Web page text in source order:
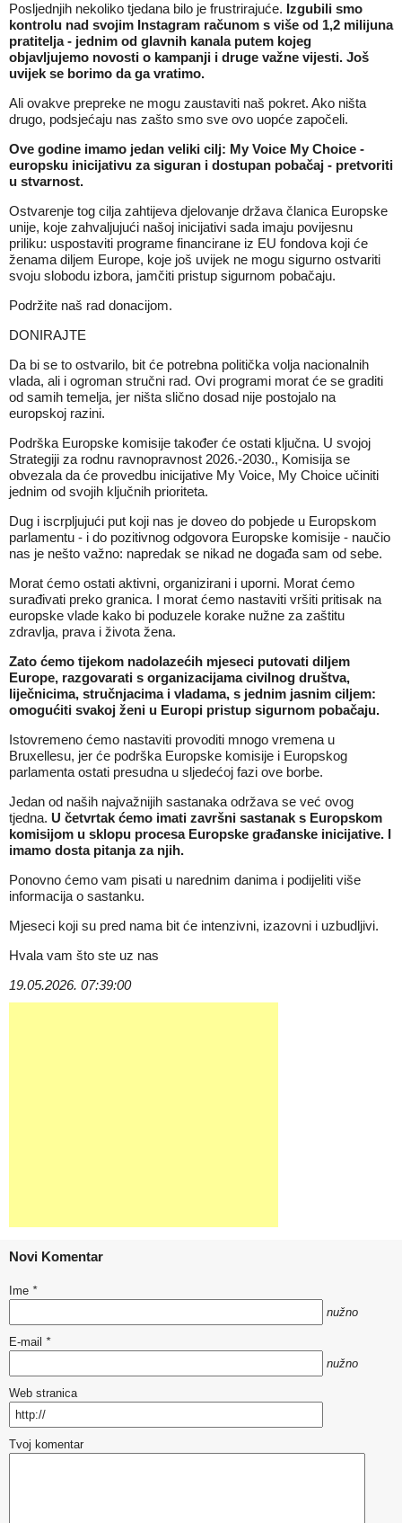
Posljednjih nekoliko tjedana bilo je frustrirajuće. Izgubili smo
kontrolu nad svojim Instagram računom s više od 1,2 milijuna
pratitelja - jednim od glavnih kanala putem kojeg
objavljujemo novosti o kampanji i druge važne vijesti. Još
uvijek se borimo da ga vratimo.
Ali ovakve prepreke ne mogu zaustaviti naš pokret. Ako ništa
drugo, podsjećaju nas zašto smo sve ovo uopće započeli.
Ove godine imamo jedan veliki cilj: My Voice My Choice -
europsku inicijativu za siguran i dostupan pobačaj - pretvoriti
u stvarnost.
Ostvarenje tog cilja zahtijeva djelovanje država članica Europske
unije, koje zahvaljujući našoj inicijativi sada imaju povijesnu
priliku: uspostaviti programe financirane iz EU fondova koji će
ženama diljem Europe, koje još uvijek ne mogu sigurno ostvariti
svoju slobodu izbora, jamčiti pristup sigurnom pobačaju.
Podržite naš rad donacijom.
DONIRAJTE
Da bi se to ostvarilo, bit će potrebna politička volja nacionalnih
vlada, ali i ogroman stručni rad. Ovi programi morat će se graditi
od samih temelja, jer ništa slično dosad nije postojalo na
europskoj razini.
Podrška Europske komisije također će ostati ključna. U svojoj
Strategiji za rodnu ravnopravnost 2026.-2030., Komisija se
obvezala da će provedbu inicijative My Voice, My Choice učiniti
jednim od svojih ključnih prioriteta.
Dug i iscrpljujući put koji nas je doveo do pobjede u Europskom
parlamentu - i do pozitivnog odgovora Europske komisije - naučio
nas je nešto važno: napredak se nikad ne događa sam od sebe.
Morat ćemo ostati aktivni, organizirani i uporni. Morat ćemo
surađivati preko granica. I morat ćemo nastaviti vršiti pritisak na
europske vlade kako bi poduzele korake nužne za zaštitu
zdravlja, prava i života žena.
Zato ćemo tijekom nadolazećih mjeseci putovati diljem
Europe, razgovarati s organizacijama civilnog društva,
liječnicima, stručnjacima i vladama, s jednim jasnim ciljem:
omogućiti svakoj ženi u Europi pristup sigurnom pobačaju.
Istovremeno ćemo nastaviti provoditi mnogo vremena u
Bruxellesu, jer će podrška Europske komisije i Europskog
parlamenta ostati presudna u sljedećoj fazi ove borbe.
Jedan od naših najvažnijih sastanaka održava se već ovog
tjedna. U četvrtak ćemo imati završni sastanak s Europskom
komisijom u sklopu procesa Europske građanske inicijative. I
imamo dosta pitanja za njih.
Ponovno ćemo vam pisati u narednim danima i podijeliti više
informacija o sastanku.
Mjeseci koji su pred nama bit će intenzivni, izazovni i uzbudljivi.
Hvala vam što ste uz nas
19.05.2026. 07:39:00
Novi Komentar
Ime *
nužno
E-mail *
nužno
Web stranica
Tvoj komentar